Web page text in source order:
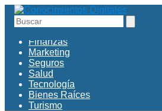
Finanzas
Marketing
Seguros
Salud
Tecnología
Bienes Raíces
Turismo